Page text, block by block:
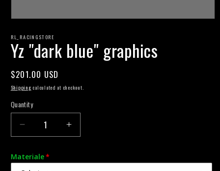
1
in
modal
RL_RACINGSTORE
Yz "dark blue" graphics
Regular
price
$201.00 USD
Shippingcalculated at checkout.
Quantity
Quantity
Decrease
quantity
Yz
Increase
quantity
Yz
Materiale